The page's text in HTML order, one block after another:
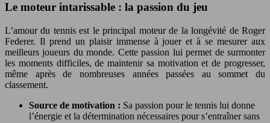
Le moteur intarissable : la passion du jeu
L’amour du tennis est le principal moteur de la longévité de Roger
Federer. Il prend un plaisir immense à jouer et à se mesurer aux
meilleurs joueurs du monde. Cette passion lui permet de surmonter
les moments difficiles, de maintenir sa motivation et de progresser,
même après de nombreuses années passées au sommet du
classement.
Source de motivation : Sa passion pour le tennis lui donne
l’énergie et la détermination nécessaires pour s’entraîner sans